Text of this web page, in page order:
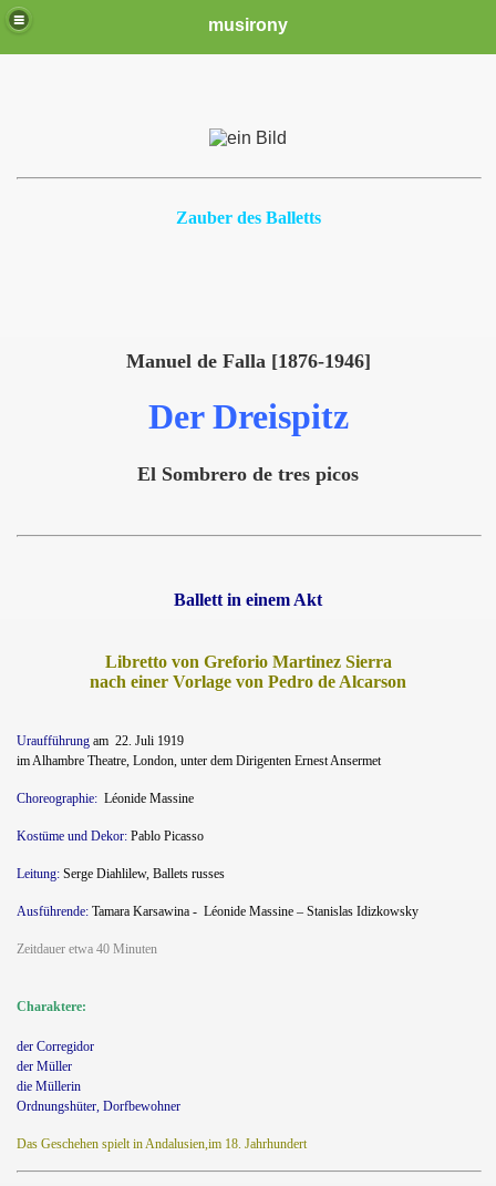
musirony
Zauber des Balletts
Manuel de Falla [1876-1946]
Der Dreispitz
El Sombrero de tres picos
Ballett in einem Akt
Libretto von Greforio Martinez Sierra
nach einer Vorlage von Pedro de Alcarson
Uraufführung am 22. Juli 1919
im Alhambre Theatre, London, unter dem Dirigenten Ernest Ansermet
Choreographie: Léonide Massine
Kostüme und Dekor: Pablo Picasso
Leitung: Serge Diahlilew, Ballets russes
Ausführende: Tamara Karsawina - Léonide Massine – Stanislas Idizkowsky
Zeitdauer etwa 40 Minuten
Charaktere:
der Corregidor
der Müller
die Müllerin
Ordnungshüter, Dorfbewohner
Das Geschehen spielt in Andalusien,im 18. Jahrhundert